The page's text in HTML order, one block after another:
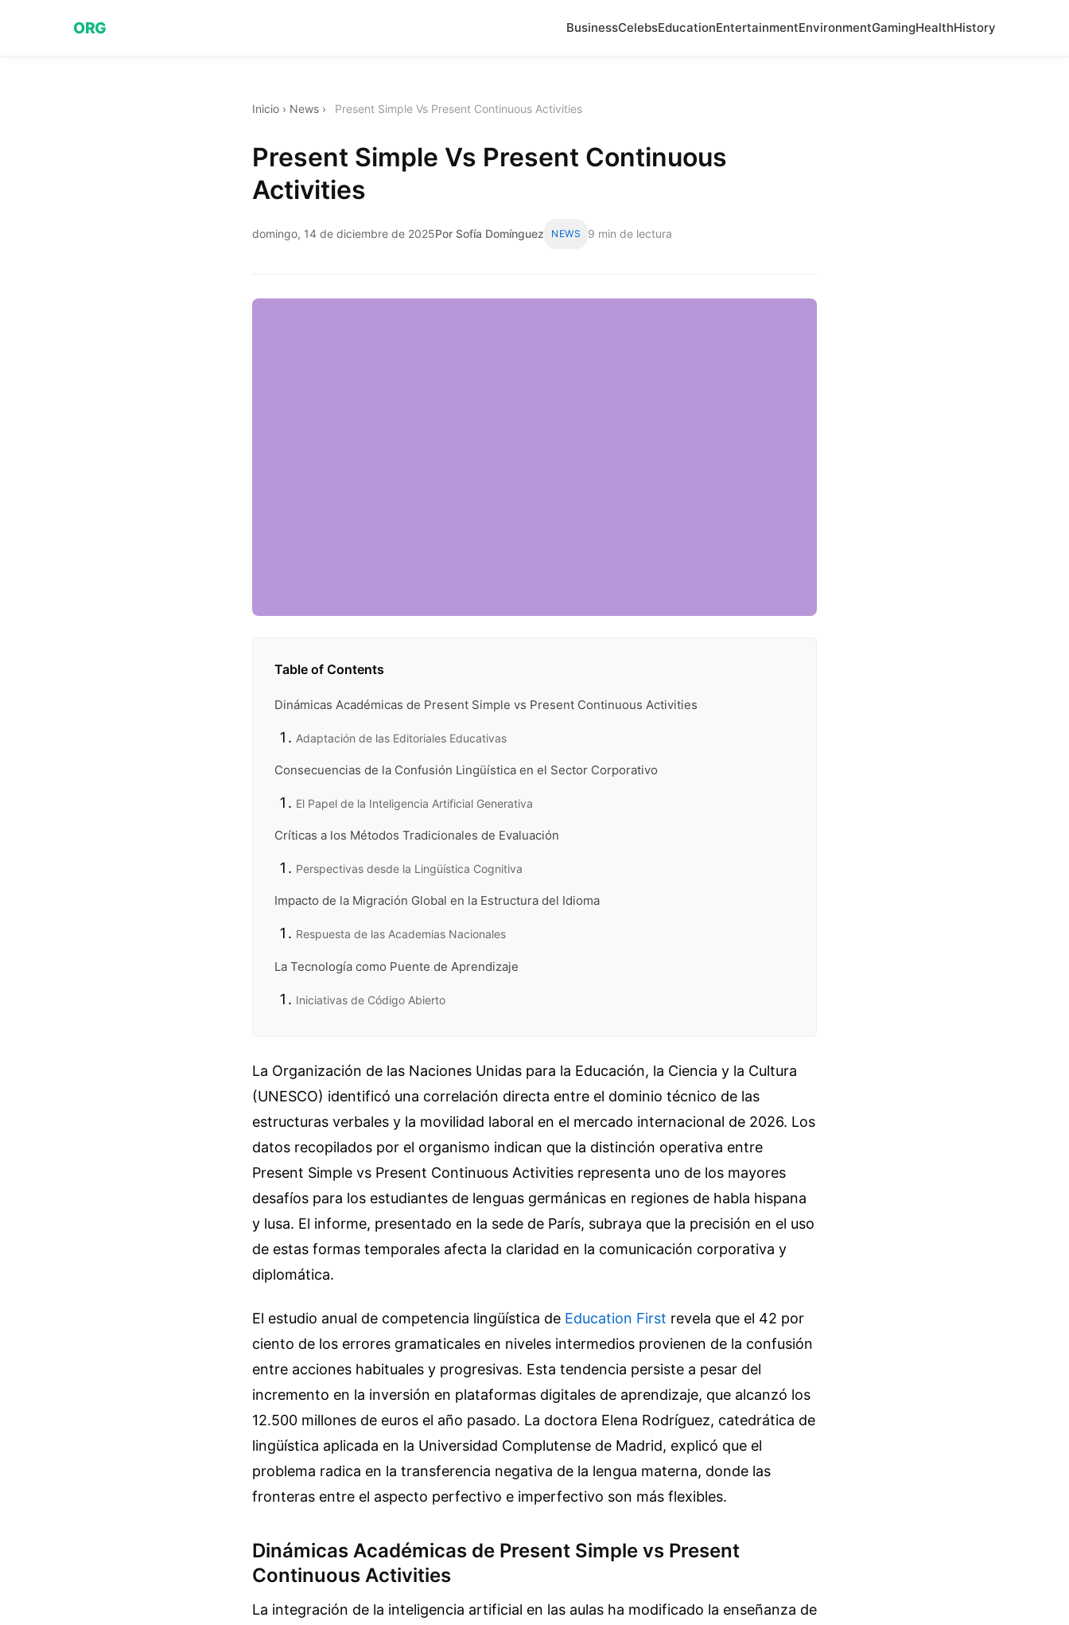
ORG BusinessCelebsEducationEntertainmentEnvironmentGamingHealthHistory
Inicio › News › Present Simple Vs Present Continuous Activities
Present Simple Vs Present Continuous
Activities
domingo, 14 de diciembre de 2025Por Sofía Domínguez NEWS 9 min de lectura
Table of Contents
Dinámicas Académicas de Present Simple vs Present Continuous Activities
Adaptación de las Editoriales Educativas
Consecuencias de la Confusión Lingüística en el Sector Corporativo
El Papel de la Inteligencia Artificial Generativa
Críticas a los Métodos Tradicionales de Evaluación
Perspectivas desde la Lingüística Cognitiva
Impacto de la Migración Global en la Estructura del Idioma
Respuesta de las Academias Nacionales
La Tecnología como Puente de Aprendizaje
Iniciativas de Código Abierto
La Organización de las Naciones Unidas para la Educación, la Ciencia y la Cultura
(UNESCO) identificó una correlación directa entre el dominio técnico de las
estructuras verbales y la movilidad laboral en el mercado internacional de 2026. Los
datos recopilados por el organismo indican que la distinción operativa entre
Present Simple vs Present Continuous Activities representa uno de los mayores
desafíos para los estudiantes de lenguas germánicas en regiones de habla hispana
y lusa. El informe, presentado en la sede de París, subraya que la precisión en el uso
de estas formas temporales afecta la claridad en la comunicación corporativa y
diplomática.
El estudio anual de competencia lingüística de Education First revela que el 42 por
ciento de los errores gramaticales en niveles intermedios provienen de la confusión
entre acciones habituales y progresivas. Esta tendencia persiste a pesar del
incremento en la inversión en plataformas digitales de aprendizaje, que alcanzó los
12.500 millones de euros el año pasado. La doctora Elena Rodríguez, catedrática de
lingüística aplicada en la Universidad Complutense de Madrid, explicó que el
problema radica en la transferencia negativa de la lengua materna, donde las
fronteras entre el aspecto perfectivo e imperfectivo son más flexibles.
Dinámicas Académicas de Present Simple vs Present
Continuous Activities
La integración de la inteligencia artificial en las aulas ha modificado la enseñanza de